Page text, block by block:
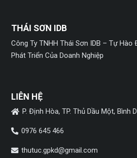
THÁI SƠN IDB
Công Ty TNHH Thái Sơn IDB – Tự Hào
Phát Triển Của Doanh Nghiệp
LIÊN HỆ
P. Định Hòa, TP. Thủ Dầu Một, Bình
0976 645 466
thutuc.gpkd@gmail.com